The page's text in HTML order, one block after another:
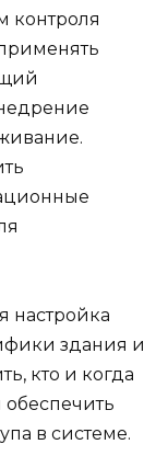
контроля
настройка
здания и
кто и когда
в системе.